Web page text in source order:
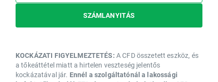
SZÁMLANYITÁS
KOCKÁZATI FIGYELMEZTETÉS: A CFD összetett eszköz, és
a tőkeáttétel miatt a hirtelen veszteség jelentős
kockázatával jár. Ennél a szolgáltatónál a lakossági